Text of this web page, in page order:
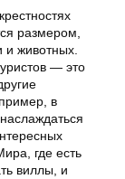
размером,
и животных.
— это
в
где есть
виллы, и